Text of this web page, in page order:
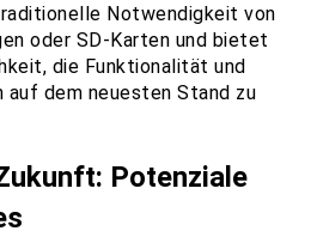
Notwendigkeit von
oder SD-Karten und bietet
die Funktionalität und
auf dem neuesten Stand zu
Potenziale